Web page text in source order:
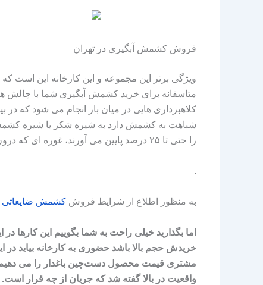
فروش کشمش آبگیری در تهران
ویژگی برتر این مجموعه و این کارخانه این است
متاسفانه برای خرید کشمش آبگیری شما با
کلاهبرداری‌ هایی در میان بار انجام می‌ شود که
شباهت به کشمش دارد به شیره شکر یا شیره
را حتی تا ۲۵ درصد پایین می‌ آورند، غوره‌ ای که درون آن ترش است اما قسمت بیرونی آن چون به شیره آغشته شده شیرین است اما یک شیرینی مصنوعی.
.
به منظور اطلاع از شرایط فروش کشمش ضایعاتی
اما بگذارید خیلی راحت به شما بگوییم این
خریدش حجم بالا باشد حضوری به کارخانه بیاید
واقعیت در بالا گفته شد که جریان از چه قرار است.